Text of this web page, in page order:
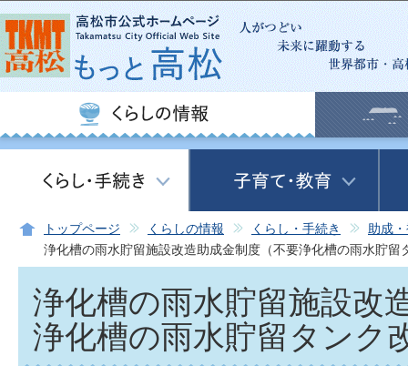
この
トップページ くらしの情報 くらし・手続き
助成
浄化槽の雨水貯留施設改造助成金制度（不要浄化槽の雨水貯留
浄化槽の雨水貯留施設改
浄化槽の雨水貯留タンク